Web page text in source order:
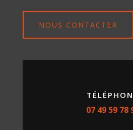
NOUS CONTACTER
07 49 59 78